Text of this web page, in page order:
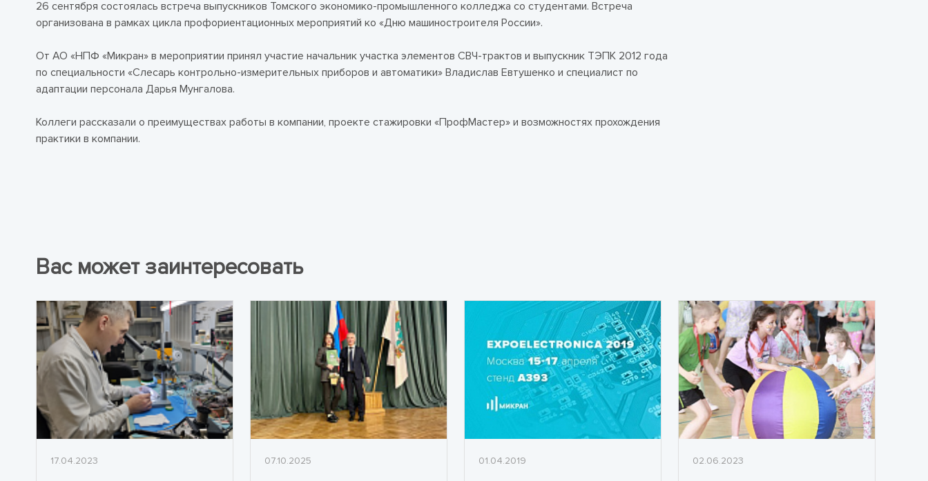
26 сентября состоялась встреча выпускников Томского экономико-промышленного колледжа со студентами. Встреча
организована в рамках цикла профориентационных мероприятий ко «Дню машиностроителя России».
От АО «НПФ «Микран» в мероприятии принял участие начальник участка элементов СВЧ-трактов и выпускник ТЭПК 2012 года
по специальности «Слесарь контрольно-измерительных приборов и автоматики» Владислав Евтушенко и специалист по
адаптации персонала Дарья Мунгалова.
Коллеги рассказали о преимуществах работы в компании, проекте стажировки «ПрофМастер» и возможностях прохождения
практики в компании.
Вас может заинтересовать
17.04.2023 07.10.2025 01.04.2019 02.06.2023